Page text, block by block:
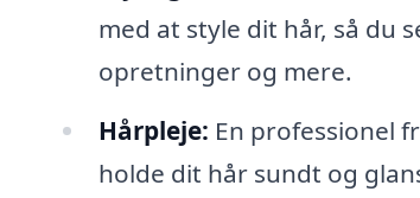
med at style dit hår, så du
opretninger og mere.
Hårpleje: En professionel
holde dit hår sundt og